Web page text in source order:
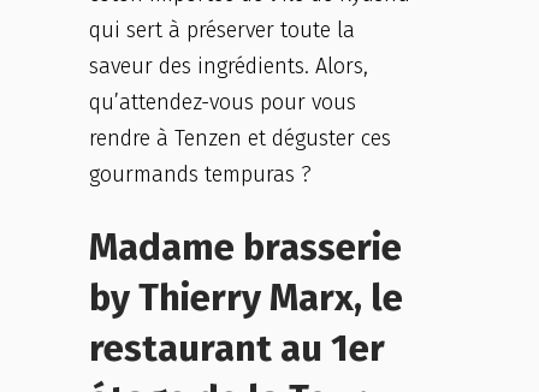
qui sert à préserver toute la
saveur des ingrédients. Alors,
qu’attendez-vous pour vous
rendre à Tenzen et déguster ces
gourmands tempuras ?
Madame brasserie
by Thierry Marx, le
restaurant au 1er